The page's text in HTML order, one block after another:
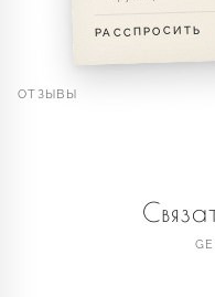
РАССПРОСИТЬ
ОТЗЫВЫ